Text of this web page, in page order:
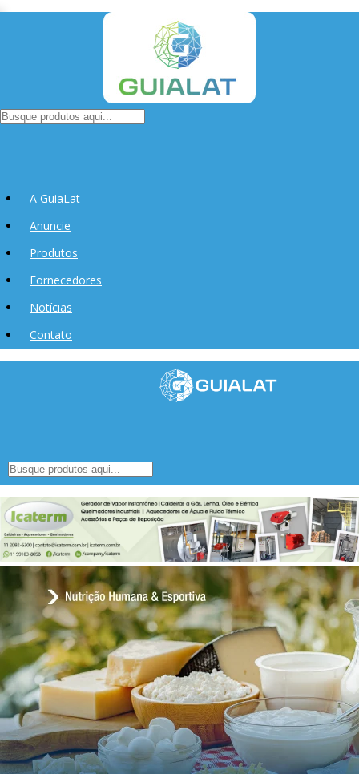
A GuiaLat
Anuncie
Produtos
Fornecedores
Notícias
Contato